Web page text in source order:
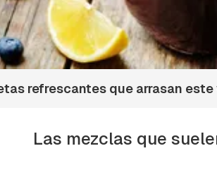
refrescantes que arrasan este
Las mezclas que